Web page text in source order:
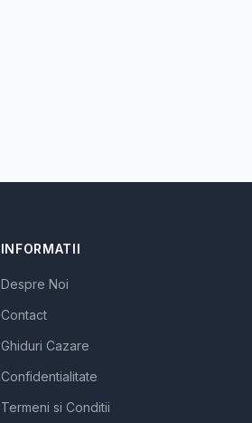
INFORMATII
Despre Noi
Contact
Ghiduri Cazare
Confidentialitate
Termeni si Conditii